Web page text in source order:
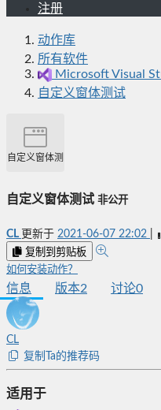
注册
动作库
所有软件
Microsoft Visual
自定义窗体测试
自定义窗体测试
自定义窗体测试 非公开
CL 更新于 2021-06-07 22:02
复制到剪贴板
如何安装动作？
信息 版本2 讨论0
CL
复制Ta的推荐码
适用于